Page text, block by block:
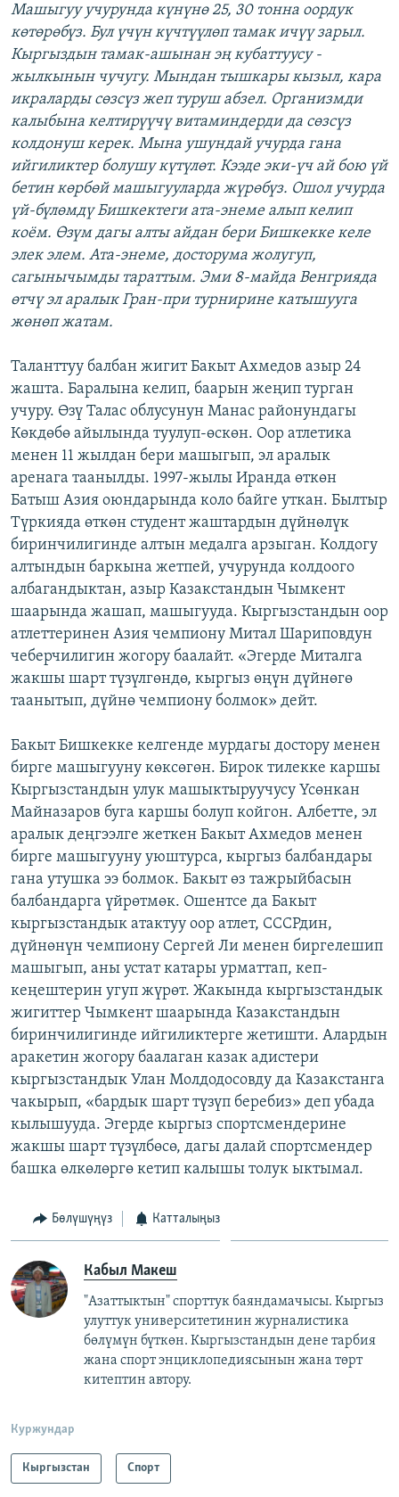
Машыгуу учурунда күнүнө 25, 30 тонна оордук
көтөрөбүз. Бул үчүн күчтүүлөп тамак ичүү зарыл.
Кыргыздын тамак-ашынан эң кубаттуусу -
жылкынын чучугу. Мындан тышкары кызыл, кара
икраларды сөзсүз жеп туруш абзел. Организмди
калыбына келтирүүчү витаминдерди да сөзсүз
колдонуш керек. Мына ушундай учурда гана
ийгиликтер болушу күтүлөт. Кээде эки-үч ай бою үй
бетин көрбөй машыгууларда жүрөбүз. Ошол учурда
үй-бүлөмдү Бишкектеги ата-энеме алып келип
коём. Өзүм дагы алты айдан бери Бишкекке келе
элек элем. Ата-энеме, досторума жолугуп,
сагынычымды тараттым. Эми 8-майда Венгрияда
өтчү эл аралык Гран-при турнирине катышууга
жөнөп жатам.
Таланттуу балбан жигит Бакыт Ахмедов азыр 24
жашта. Баралына келип, баарын жеңип турган
учуру. Өзү Талас облусунун Манас районундагы
Көкдөбө айылында туулуп-өскөн. Оор атлетика
менен 11 жылдан бери машыгып, эл аралык
аренага таанылды. 1997-жылы Иранда өткөн
Батыш Азия оюндарында коло байге уткан. Былтыр
Түркияда өткөн студент жаштардын дүйнөлүк
биринчилигинде алтын медалга арзыган. Колдогу
алтындын баркына жетпей, учурунда колдоого
албагандыктан, азыр Казакстандын Чымкент
шаарында жашап, машыгууда. Кыргызстандын оор
атлеттеринен Азия чемпиону Митал Шариповдун
чеберчилигин жогору баалайт. «Эгерде Миталга
жакшы шарт түзүлгөндө, кыргыз өңүн дүйнөгө
таанытып, дүйнө чемпиону болмок» дейт.
Бакыт Бишкекке келгенде мурдагы достору менен
бирге машыгууну көксөгөн. Бирок тилекке каршы
Кыргызстандын улук машыктыруучусу Үсөнкан
Майназаров буга каршы болуп койгон. Албетте, эл
аралык деңгээлге жеткен Бакыт Ахмедов менен
бирге машыгууну уюштурса, кыргыз балбандары
гана утушка ээ болмок. Бакыт өз тажрыйбасын
балбандарга үйрөтмөк. Ошентсе да Бакыт
кыргызстандык атактуу оор атлет, СССРдин,
дүйнөнүн чемпиону Сергей Ли менен биргелешип
машыгып, аны устат катары урматтап, кеп-
кеңештерин угуп жүрөт. Жакында кыргызстандык
жигиттер Чымкент шаарында Казакстандын
биринчилигинде ийгиликтерге жетишти. Алардын
аракетин жогору баалаган казак адистери
кыргызстандык Улан Молдодосовду да Казакстанга
чакырып, «бардык шарт түзүп беребиз» деп убада
кылышууда. Эгерде кыргыз спортсмендерине
жакшы шарт түзүлбөсө, дагы далай спортсмендер
башка өлкөлөргө кетип калышы толук ыктымал.
Бөлүшүңүз Катталыңыз
Кабыл Макеш
"Азаттыктын" спорттук баяндамачысы. Кыргыз
улуттук университетинин журналистика
бөлүмүн бүткөн. Кыргызстандын дене тарбия
жана спорт энциклопедиясынын жана төрт
китептин автору.
Куржундар
Кыргызстан Спорт